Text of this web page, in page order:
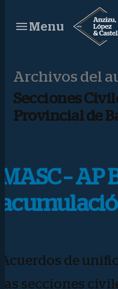
Menu
Archivos del
Secciones
Provincial de
MASC – AP
Acuerdos de
las secciones